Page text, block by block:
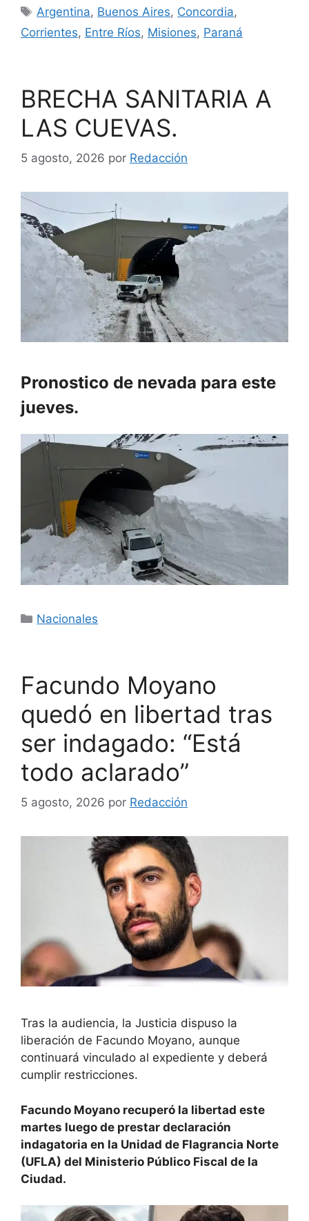
Etiquetas
Argentina, Buenos Aires, Concordia,
Corrientes, Entre Ríos, Misiones, Paraná
BRECHA SANITARIA A
LAS CUEVAS.
5 agosto, 2026 por Redacción
Pronostico de nevada para este
jueves.
Categorías
Nacionales
Facundo Moyano
quedó en libertad tras
ser indagado: “Está
todo aclarado”
5 agosto, 2026 por Redacción
Tras la audiencia, la Justicia dispuso la
liberación de Facundo Moyano, aunque
continuará vinculado al expediente y deberá
cumplir restricciones.
Facundo Moyano recuperó la libertad este
martes luego de prestar declaración
indagatoria en la Unidad de Flagrancia Norte
(UFLA) del Ministerio Público Fiscal de la
Ciudad.